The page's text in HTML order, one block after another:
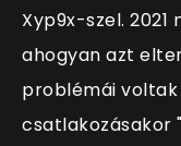
Xyp9x-szel.
ahogyan azt
problémái
csatlakozásakor